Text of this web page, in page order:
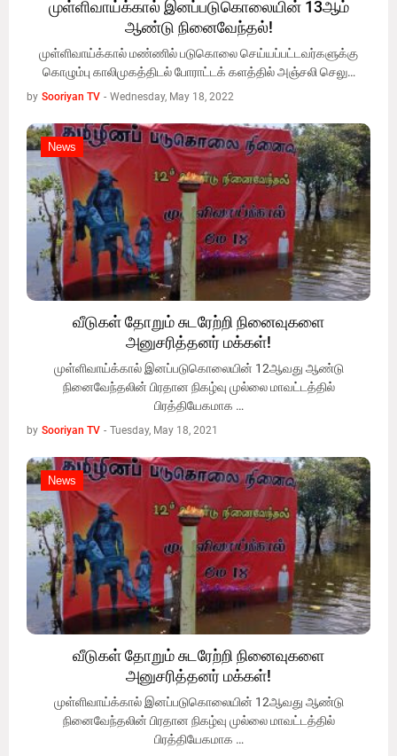
முள்ளிவாய்க்கால் இனப்படுகொலையின் 13ஆம்
ஆண்டு நினைவேந்தல்!
முள்ளிவாய்க்கால் மண்ணில் படுகொலை செய்யப்பட்டவர்களுக்கு
கொழும்பு காலிமுகத்திடல் போராட்டக் களத்தில் அஞ்சலி செலு…
by Sooriyan TV - Wednesday, May 18, 2022
News
News
வீடுகள் தோறும் சுடரேற்றி நினைவுகளை
அனுசரித்தனர் மக்கள்!
முள்ளிவாய்க்கால் இனப்படுகொலையின் 12ஆவது ஆண்டு
நினைவேந்தலின் பிரதான நிகழ்வு முல்லை மாவட்டத்தில்
பிரத்தியேகமாக …
by Sooriyan TV - Tuesday, May 18, 2021
News
News
வீடுகள் தோறும் சுடரேற்றி நினைவுகளை
அனுசரித்தனர் மக்கள்!
முள்ளிவாய்க்கால் இனப்படுகொலையின் 12ஆவது ஆண்டு
நினைவேந்தலின் பிரதான நிகழ்வு முல்லை மாவட்டத்தில்
பிரத்தியேகமாக …